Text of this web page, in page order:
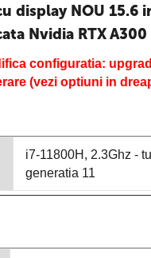
display NOU 15.6
Nvidia RTX A300
configuratia:
(vezi optiuni in
i7-11800H, 2.3Ghz -
generatia 11